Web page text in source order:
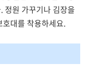
정원 가꾸기나 김장을
대를 착용하세요.